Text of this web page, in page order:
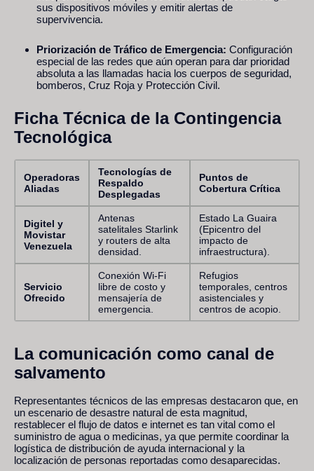
sus dispositivos móviles y emitir alertas de
supervivencia.
Priorización de Tráfico de Emergencia: Configuración
especial de las redes que aún operan para dar prioridad
absoluta a las llamadas hacia los cuerpos de seguridad,
bomberos, Cruz Roja y Protección Civil.
Ficha Técnica de la Contingencia
Tecnológica
Operadoras
Aliadas
Tecnologías de
Respaldo
Desplegadas
Puntos de
Cobertura Crítica
Digitel y
Movistar
Venezuela
Antenas
satelitales Starlink
y routers de alta
densidad.
Estado La Guaira
(Epicentro del
impacto de
infraestructura).
Servicio
Ofrecido
Conexión Wi-Fi
libre de costo y
mensajería de
emergencia.
Refugios
temporales, centros
asistenciales y
centros de acopio.
La comunicación como canal de
salvamento
Representantes técnicos de las empresas destacaron que, en
un escenario de desastre natural de esta magnitud,
restablecer el flujo de datos e internet es tan vital como el
suministro de agua o medicinas, ya que permite coordinar la
logística de distribución de ayuda internacional y la
localización de personas reportadas como desaparecidas.